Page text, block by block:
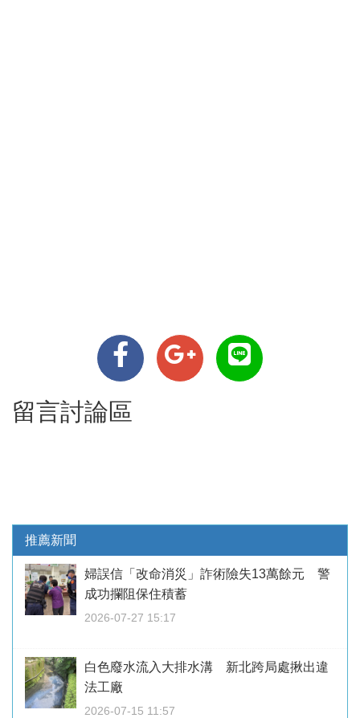
留言討論區
推薦新聞
婦誤信「改命消災」詐術險失13萬餘元 警
成功攔阻保住積蓄
2026-07-27 15:17
白色廢水流入大排水溝 新北跨局處揪出違
法工廠
2026-07-15 11:57